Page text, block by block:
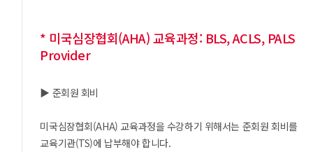
* 미국심장협회(AHA) 교육과정: BLS, ACLS, PALS
Provider
▶ 준회원 회비
미국심장협회(AHA) 교육과정을 수강하기 위해서는 준회원 회비를
교육기관(TS)에 납부해야 합니다.